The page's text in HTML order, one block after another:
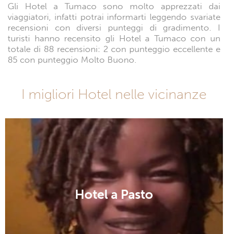
Gli Hotel a Tumaco sono molto apprezzati dai
viaggiatori, infatti potrai informarti leggendo svariate
recensioni con diversi punteggi di gradimento. I
turisti hanno recensito gli Hotel a Tumaco con un
totale di 88 recensioni: 2 con punteggio eccellente e
85 con punteggio Molto Buono.
I migliori Hotel nelle vicinanze
Hotel a Pasto